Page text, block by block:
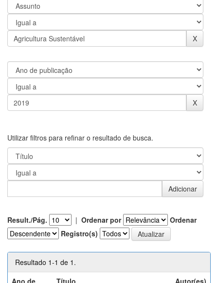
Utilizar filtros para refinar o resultado de busca.
Result./Pág. | Ordenar por
Ordenar
Registro(s)
Resultado 1-1 de 1.
Ano de
Título Autor(es)